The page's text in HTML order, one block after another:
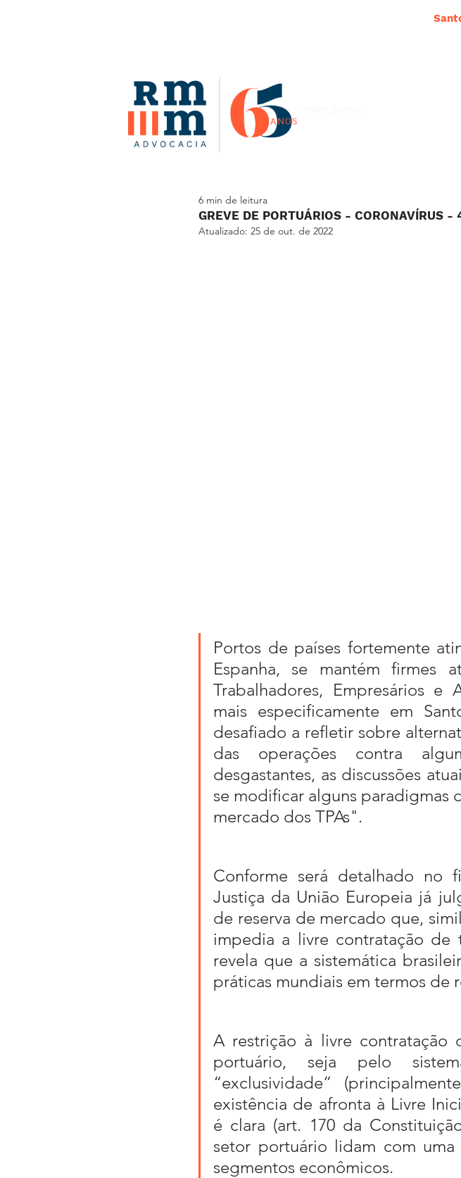
GREVE DE PORTUÁRIOS - CORONAVÍRUS -
6 min de leitura
Atualizado: 25 de out. de 2022
Portos de países fortemente
Espanha, se mantém firmes
Trabalhadores, Empresários e
mais especificamente em
desafiado a refletir sobre
das operações contra
desgastantes, as discussões
se modificar alguns paradigmas
mercado dos TPAs".
Conforme será detalhado no
Justiça da União Europeia já
de reserva de mercado que,
impedia a livre contratação de
revela que a sistemática
práticas mundiais em termos de
A restrição à livre contratação
portuário, seja pelo
“exclusividade”
existência de afronta à Livre
é clara (art. 170 da
setor portuário lidam com
segmentos econômicos.